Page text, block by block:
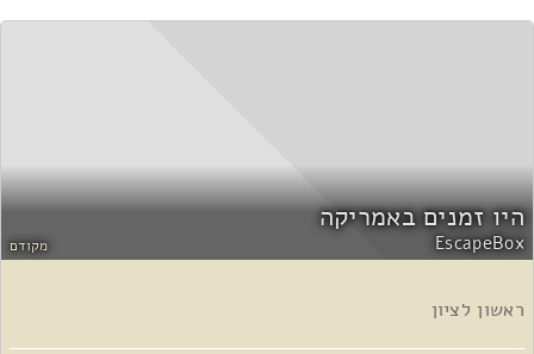
היו זמנים באמריקה
EscapeBox מקודם
ראשון לציון